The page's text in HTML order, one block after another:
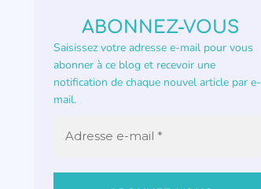
ABONNEZ-VOUS
Saisissez votre adresse e-mail pour vous
abonner à ce blog et recevoir une
notification de chaque nouvel article par e-
mail.